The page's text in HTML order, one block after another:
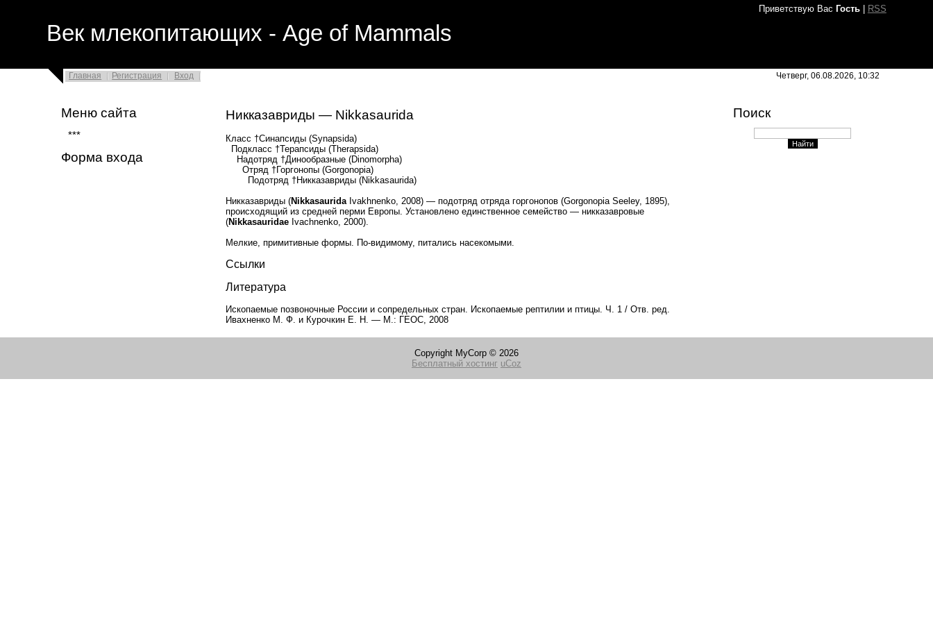
Приветствую Вас Гость| RSS
Век млекопитающих - Age of Mammals
Главная Регистрация Вход Четверг, 06.08.2026, 10:32
Меню сайта
***
Форма входа
Никказавриды — Nikkasaurida
Класс †Синапсиды (Synapsida)
Подкласс †Терапсиды (Therapsida)
Надотряд †Динообразные (Dinomorpha)
Отряд †Горгонопы (Gorgonopia)
Подотряд †Никказавриды (Nikkasaurida)
Никказавриды (NikkasauridaIvakhnenko, 2008) — подотряд отряда горгонопов (Gorgonopia Seeley, 1895),
происходящий из средней перми Европы. Установлено единственное семейство — никказавровые
(NikkasauridaeIvachnenko, 2000).
Мелкие, примитивные формы. По-видимому, питались насекомыми.
Ссылки
Литература
Ископаемые позвоночные России и сопредельных стран. Ископаемые рептилии и птицы. Ч. 1 / Отв. ред.
Ивахненко М. Ф. и Курочкин Е. Н. — М.: ГЕОС, 2008
Поиск
Copyright MyCorp © 2026
Бесплатный хостинг uCoz